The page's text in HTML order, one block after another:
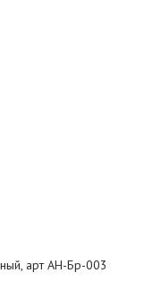
арт АН-Бр-003